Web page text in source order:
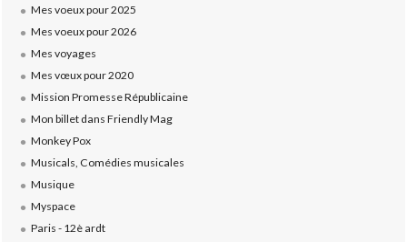
Mes voeux pour 2025
Mes voeux pour 2026
Mes voyages
Mes vœux pour 2020
Mission Promesse Républicaine
Mon billet dans Friendly Mag
Monkey Pox
Musicals, Comédies musicales
Musique
Myspace
Paris - 12è ardt